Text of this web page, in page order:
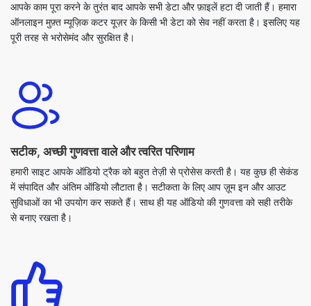
सटीक, अच्छी गुणवत्ता वाले और त्वरित परिणाम
हमारी साइट आपके ऑडियो ट्रैक को बहुत तेज़ी से प्रोसेस करती है। यह कुछ ही सेकंड
में संपादित और अंतिम ऑडियो लौटाता है। सटीकता के लिए आप ज़ूम इन और आउट
से बनाए रखता है।
क्रॉस-प्लेटफ़ॉर्म समर्थन प्रदान करता है
हमारा म्यूजिक कटर फीचर पूरी तरह से वेब-आधारित है। इसीलिए, यह हमारे यूज़र को